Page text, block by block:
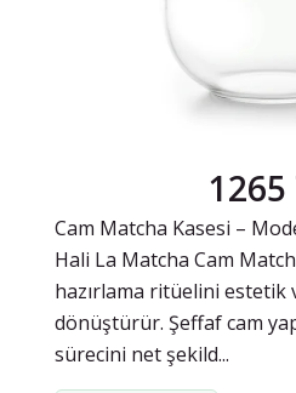
1265
Cam Matcha Kasesi –
Hali La Matcha Cam
hazırlama ritüelini estetik
dönüştürür. Şeffaf cam
sürecini net şekild...